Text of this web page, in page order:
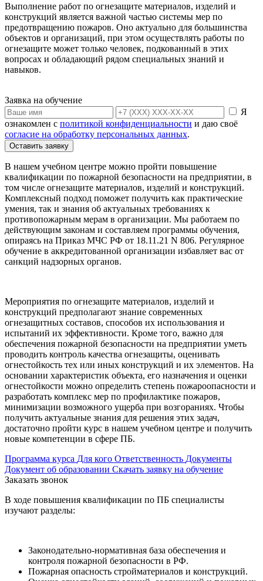
Выполнение работ по огнезащите материалов, изделий и
конструкций является важной частью системы мер по
предотвращению пожаров. Оно актуально для большинства
объектов и организаций, при этом осуществлять работы по
огнезащите может только человек, подкованный в этих
вопросах и обладающий рядом специальных знаний и
навыков.
Заявка на обучение
Я
ознакомлен с политикой конфиденциальности и даю своё
согласие на обработку персональных данных.
Оставить заявку
В нашем учебном центре можно пройти повышение
квалификации по пожарной безопасности на предприятии, в
том числе огнезащите материалов, изделий и конструкций.
Комплексный подход поможет получить как практические
умения, так и знания об актуальных требованиях к
противопожарным мерам в организации. Мы работаем по
действующим законам и составляем программы обучения,
опираясь на Приказ МЧС РФ от 18.11.21 N 806. Регулярное
обучение в аккредитованной организации избавляет вас от
санкций надзорных органов.
Мероприятия по огнезащите материалов, изделий и
конструкций предполагают знание современных
огнезащитных составов, способов их использования и
испытаний их эффективности. Кроме того, важно для
обеспечения пожарной безопасности на предприятии уметь
проводить контроль качества огнезащиты, оценивать
огнестойкость тех или иных конструкций и их элементов. На
основании характеристик объекта, его назначения и оценки
огнестойкости можно определить степень пожароопасности и
разработать комплекс мер по профилактике пожаров,
минимизации возможного ущерба при возгораниях. Чтобы
получить актуальные знания для решения этих задач,
достаточно пройти курс в нашем учебном центре и получить
новые компетенции в сфере ПБ.
Программа курса Для кого Ответственность Документы
Документ об образовании Скачать заявку на обучение
Заказать звонок
В ходе повышения квалификации по ПБ специалисты
изучают разделы:
Законодательно-нормативная база обеспечения и
контроля пожарной безопасности в РФ.
Пожарная опасность стройматериалов и конструкций.